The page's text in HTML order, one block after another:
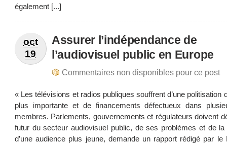
également [...]
oct
19
Assurer l’indépendance de
l’audiovisuel public en Europe
Commentaires non disponibles pour ce post
« Les télévisions et radios publiques souffrent d’une politisation
plus importante et de financements défectueux dans
membres. Parlements, gouvernements et régulateurs doivent
futur du secteur audiovisuel public, de ses problèmes et de la
d’une audience plus jeune, demande un rapport rédigé par le